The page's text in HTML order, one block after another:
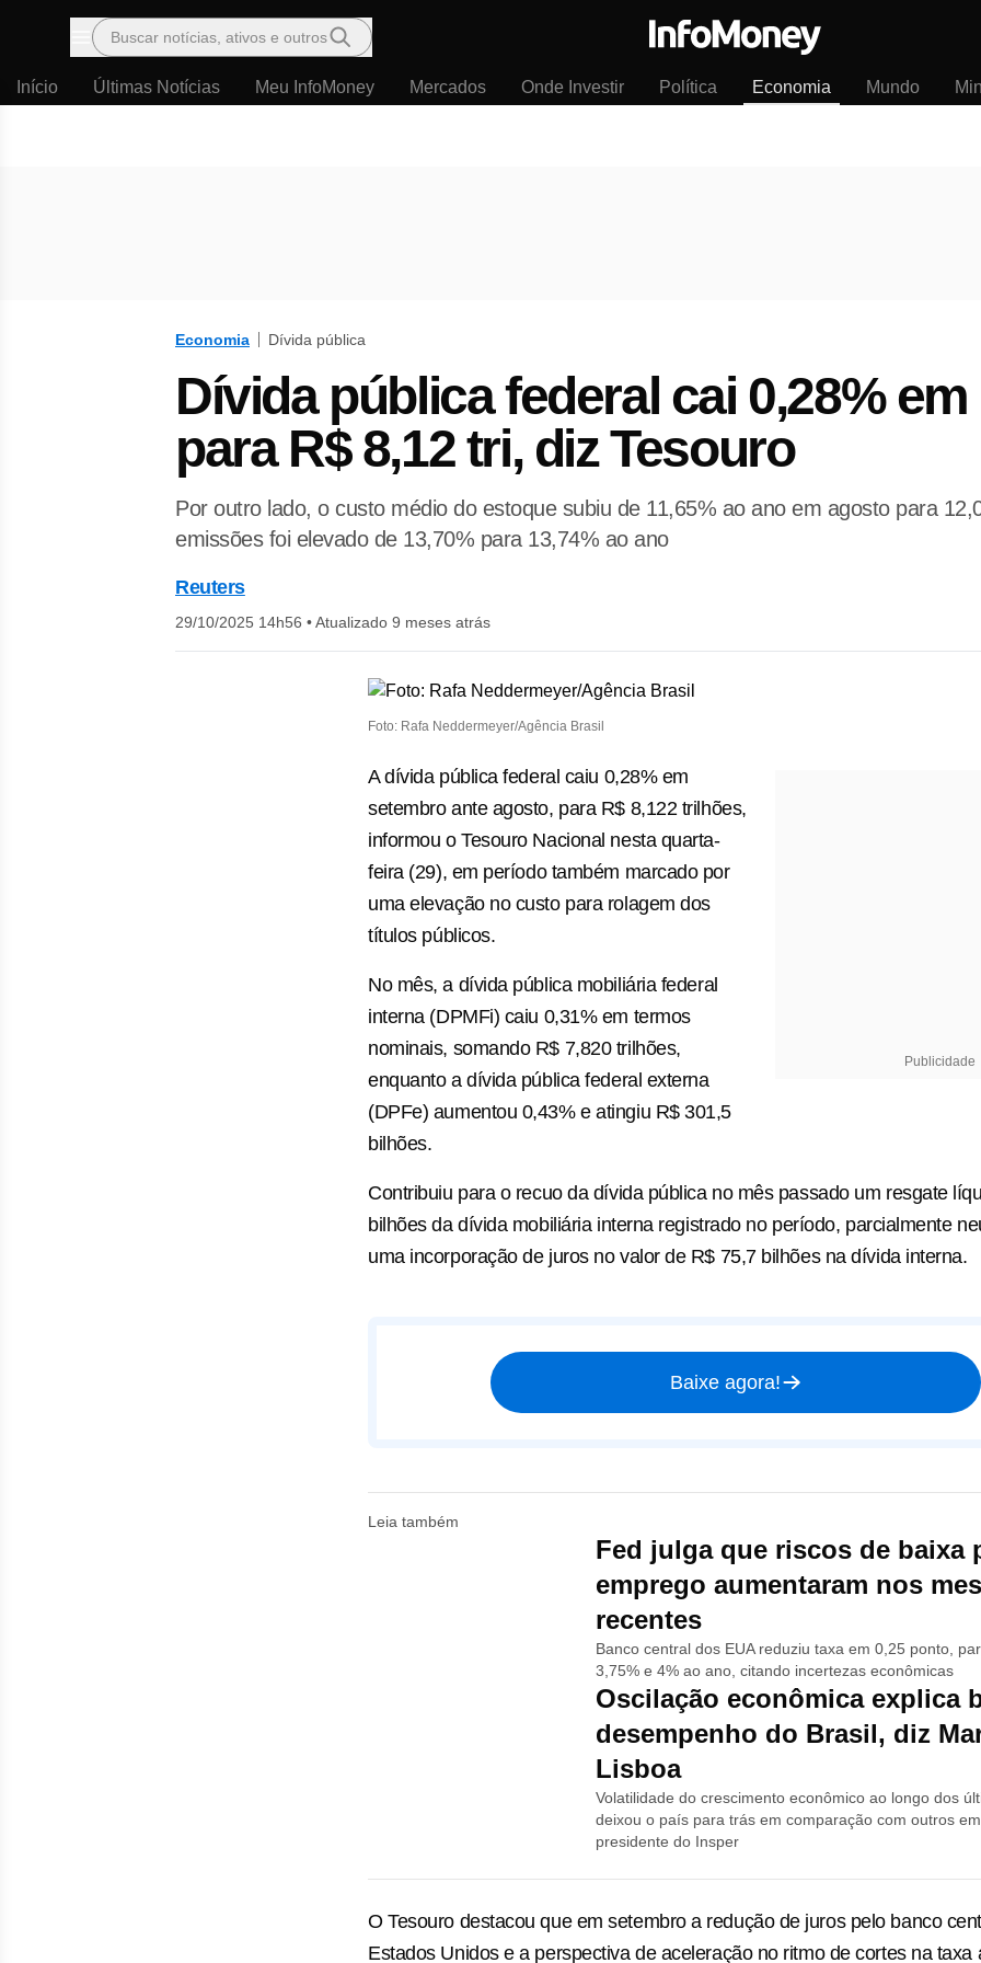
Menu
Buscar notícias, ativos e outros
Início Últimas Notícias Meu InfoMoney Mercados Onde Investir Política Economia Mundo
Economia Dívida pública
Dívida pública federal cai 0,28%
para R$ 8,12 tri, diz Tesouro
Por outro lado, o custo médio do estoque subiu de 11,65% ao ano em agosto para
emissões foi elevado de 13,70% para 13,74% ao ano
Reuters
29/10/2025 14h56 •Atualizado 9 meses atrás
Foto: Rafa Neddermeyer/Agência Brasil
Publicidade
A dívida pública federal caiu 0,28% em
setembro ante agosto, para R$ 8,122 trilhões,
informou o Tesouro Nacional nesta quarta-
feira (29), em período também marcado por
uma elevação no custo para rolagem dos
títulos públicos.
No mês, a dívida pública mobiliária federal
interna (DPMFi) caiu 0,31% em termos
nominais, somando R$ 7,820 trilhões,
enquanto a dívida pública federal externa
(DPFe) aumentou 0,43% e atingiu R$ 301,5
bilhões.
Contribuiu para o recuo da dívida pública no mês passado um resgate
bilhões da dívida mobiliária interna registrado no período, parcialmente
uma incorporação de juros no valor de R$ 75,7 bilhões na dívida interna.
Baixe agora!
Leia também
Fed julga que riscos de baixa
emprego aumentaram nos
recentes
Banco central dos EUA reduziu taxa em 0,25 ponto,
3,75% e 4% ao ano, citando incertezas econômicas
Oscilação econômica explica
desempenho do Brasil, diz
Lisboa
Volatilidade do crescimento econômico ao longo dos
deixou o país para trás em comparação com outros
presidente do Insper
O Tesouro destacou que em setembro a redução de juros pelo banco
Estados Unidos e a perspectiva de aceleração no ritmo de cortes na taxa